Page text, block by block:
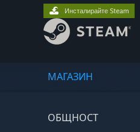
МАГАЗИН
ОБЩНОСТ
Инсталирайте Steam